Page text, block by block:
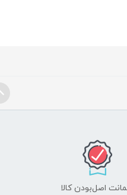
اصل‌بودن کالا